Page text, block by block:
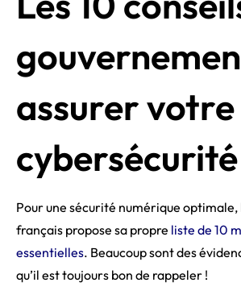
assurer votre
cybersécurité
Pour une sécurité numérique
français propose sa propre liste de 10
essentielles. Beaucoup sont des
qu’il est toujours bon de rappeler !